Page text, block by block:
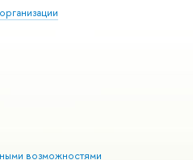
возможностями